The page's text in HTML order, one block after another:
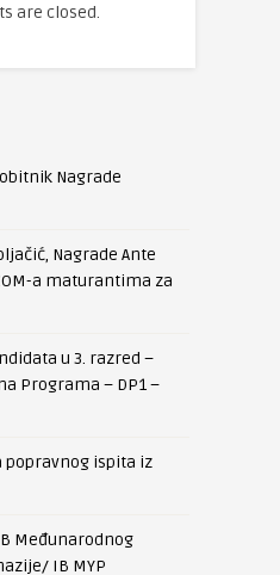
are closed.
Nagrade
Nagrade Ante
a maturantima za
u 3. razred –
Programa – DP1 –
ispita iz
Međunarodnog
IB MYP